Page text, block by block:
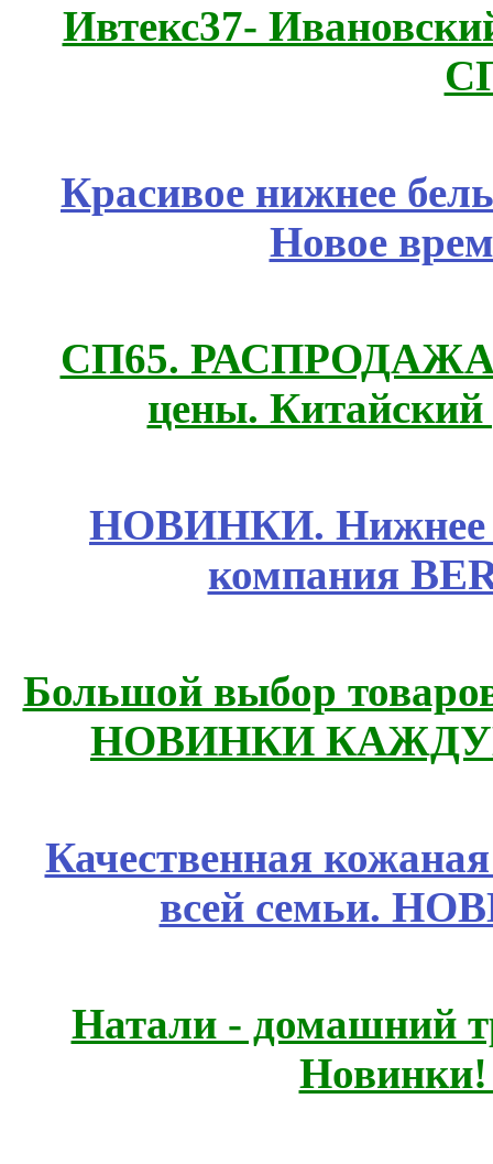
Ивтекс37-
Красивое нижнее
Новое
СП65. РАСПРОДАЖА!
цены.
НОВИНКИ. Нижнее
компания
Большой выбор
НОВИНКИ
Качественная
всей семьи.
Натали - домашний